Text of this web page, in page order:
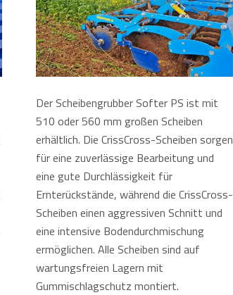
Der Scheibengrubber Softer PS ist mit
510 oder 560 mm großen Scheiben
erhältlich. Die CrissCross-Scheiben sorgen
für eine zuverlässige Bearbeitung und
eine gute Durchlässigkeit für
Ernterückstände, während die CrissCross-
Scheiben einen aggressiven Schnitt und
eine intensive Bodendurchmischung
ermöglichen. Alle Scheiben sind auf
wartungsfreien Lagern mit
Gummischlagschutz montiert.